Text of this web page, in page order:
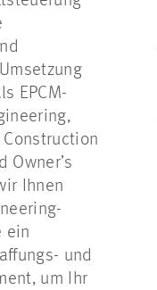
EPCM-
Construction
Ownerʼs
Ihnen
ein
und
um Ihr